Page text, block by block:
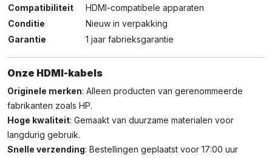
Compatibiliteit
HDMI-compatibele apparaten
Conditie
Nieuw in verpakking
Garantie
1 jaar fabrieksgarantie
Onze HDMI-kabels
Originele merken: Alleen producten van gerenommeerde
fabrikanten zoals HP.
Hoge kwaliteit: Gemaakt van duurzame materialen voor
langdurig gebruik.
Snelle verzending: Bestellingen geplaatst voor 17:00 uur